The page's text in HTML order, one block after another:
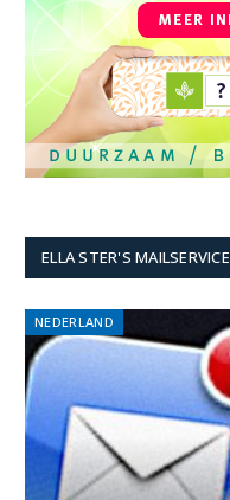
ELLA STER'S MAILSERVICE
NEDERLAND